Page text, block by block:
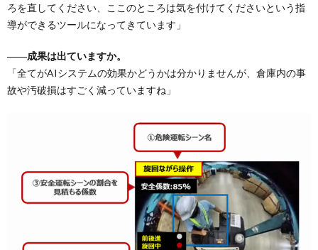
ろを直してください、ここのところは気を付けてくださいという指
導ができるツールになってきています」
――成果は出ていますか。
「全てがAIシステムの効果かどうかは分かりませんが、倉庫内の事
故や汚破損はすごく減っていますね」